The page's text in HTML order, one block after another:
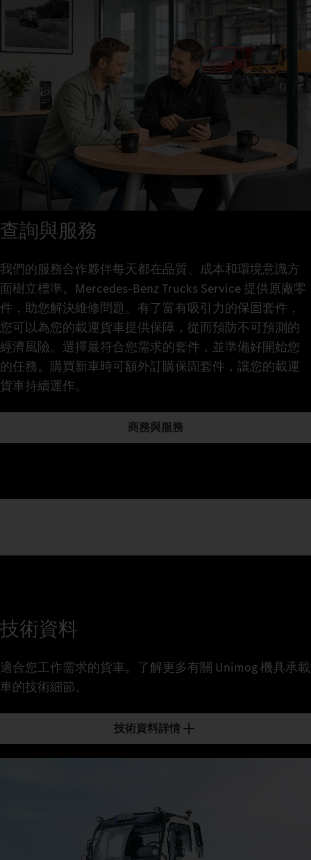
查詢與服務
我們的服務合作夥伴每天都在品質、成本和環境意識方
面樹立標準。Mercedes‑Benz Trucks Service 提供原廠零
件，助您解決維修問題。有了富有吸引力的保固套件，
您可以為您的載運貨車提供保障，從而預防不可預測的
經濟風險。選擇最符合您需求的套件，並準備好開始您
的任務。購買新車時可額外訂購保固套件，讓您的載運
貨車持續運作。
商務與服務
技術資料
適合您工作需求的貨車。了解更多有關 Unimog 機具承載
車的技術細節。
技術資料詳情